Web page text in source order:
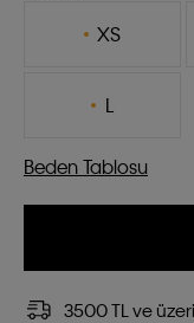
XS
L
Beden Tablosu
3500 TL ve